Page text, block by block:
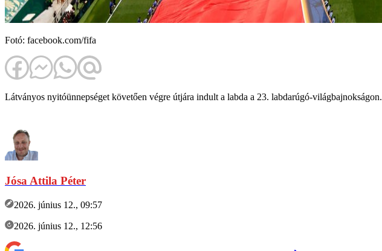
Fotó: facebook.com/fifa
Látványos nyitóünnepséget követően végre útjára indult a labda a 23. labdarúgó-világbajnokságon.
Jósa Attila Péter
2026. június 12., 09:57
2026. június 12., 12:56